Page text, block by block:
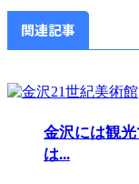
関連記事
金沢には観
は...